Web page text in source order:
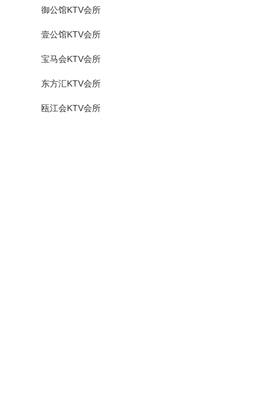
御公馆KTV会所
壹公馆KTV会所
宝马会KTV会所
东方汇KTV会所
瓯江会KTV会所